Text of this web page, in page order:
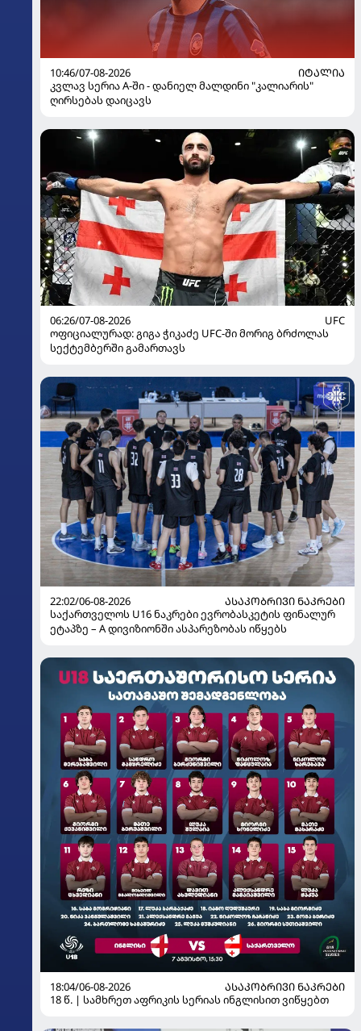
10:46/07-08-2026
ᲘᲢᲐᲚᲘᲐ
კვლავ სერია A-ში - დანიელ მალდინი "კალიარის"
ღირსებას დაიცავს
06:26/07-08-2026
UFC
ოფიციალურად: გიგა ჭიკაძე UFC-ში მორიგ ბრძოლას
სექტემბერში გამართავს
22:02/06-08-2026
ᲐᲡᲐᲙᲝᲑᲠᲘᲕᲘ ᲜᲐᲙᲠᲔᲑᲘ
საქართველოს U16 ნაკრები ევრობასკეტის ფინალურ
ეტაპზე – A დივიზიონში ასპარეზობას იწყებს
18:04/06-08-2026
ᲐᲡᲐᲙᲝᲑᲠᲘᲕᲘ ᲜᲐᲙᲠᲔᲑᲘ
18 წ. | სამხრეთ აფრიკის სერიას ინგლისით ვიწყებთ